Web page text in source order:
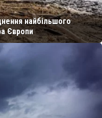
найбільшого
Європи